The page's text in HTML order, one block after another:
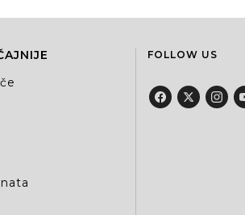
FOLLOW US